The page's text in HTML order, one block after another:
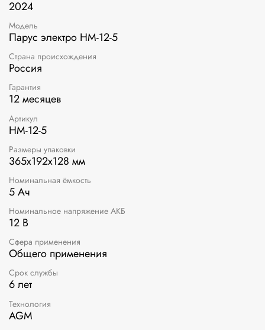
2024
Модель
Парус электро HM-12-5
Страна происхождения
Россия
Гарантия
12 месяцев
Артикул
HM-12-5
Размеры упаковки
365x192x128 мм
Номинальная ёмкость
5 Ач
Номинальное напряжение АКБ
12 В
Сфера применения
Общего применения
Срок службы
6 лет
Технология
AGM